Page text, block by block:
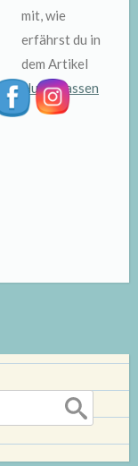
mit, wie
erfährst du in
dem Artikel
Hunderassen